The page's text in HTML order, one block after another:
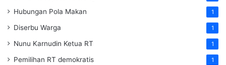
Hubungan Pola Makan 1
Diserbu Warga 1
Nunu Karnudin Ketua RT 1
Pemilihan RT demokratis 1